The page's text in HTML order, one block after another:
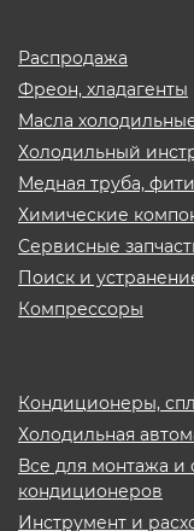
Распродажа
Фреон, хладагенты
Масла
Холодильный
Медная труба,
Химические
Сервисные
Поиск и
Компрессоры
Кондиционеры,
Холодильная
Все для монтажа и
кондиционеров
Инструмент и